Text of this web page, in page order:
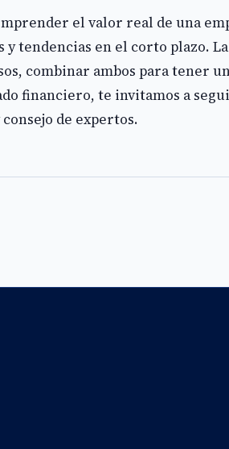
el valor real de una
tendencias en el corto plazo.
combinar ambos para tener
financiero, te invitamos a
de expertos.